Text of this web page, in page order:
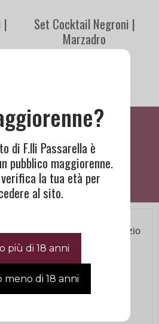
|
Set Cocktail Negroni |
Marzadro
Di Noi
contatta il nostro Servizio
agli orari di ufficio.
| info@passarellafratelli.it
di F.lli Passarella è
pubblico maggiorenne.
la tua età per
al sito.